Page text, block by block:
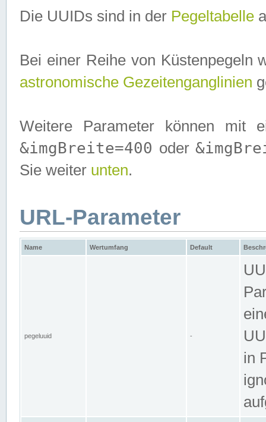
Die UUIDs sind in der Pegeltabelle
Bei einer Reihe von Küstenpegeln
astronomische Gezeitenganglinien
Weitere Parameter können mit
&imgBreite=400 oder
Sie weiter unten.
URL-Parameter
Name Wertumfang Default
pegeluuid -
in